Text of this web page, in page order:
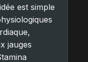
est simple
jauges